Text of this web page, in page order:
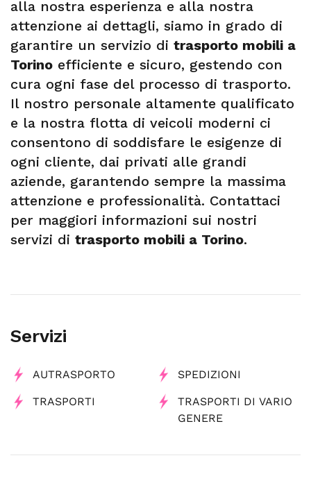
alla nostra esperienza e alla nostra
attenzione ai dettagli, siamo in grado di
garantire un servizio di trasporto mobili a
Torino efficiente e sicuro, gestendo con
cura ogni fase del processo di trasporto.
Il nostro personale altamente qualificato
e la nostra flotta di veicoli moderni ci
consentono di soddisfare le esigenze di
ogni cliente, dai privati alle grandi
aziende, garantendo sempre la massima
attenzione e professionalità. Contattaci
per maggiori informazioni sui nostri
servizi di trasporto mobili a Torino.
Servizi
AUTRASPORTO SPEDIZIONI
TRASPORTI
TRASPORTI DI VARIO
GENERE